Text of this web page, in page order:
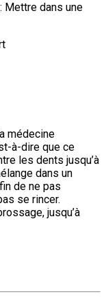
Mettre dans une
médecine
à-dire que ce
les dents jusqu’à
dans un
de ne pas
se rincer.
jusqu’à